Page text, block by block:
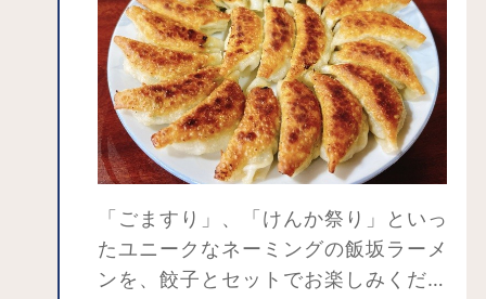
私有地に、世界中から集めた40品種約
300本のハナモモが植栽されている。
春には1万人以上の観光客が訪れる。◆
信夫山公園（福島市太子堂1 ） 【見
頃】4月中旬～ 春の到来を告げるマン
サクに続き、4月中旬の信夫山は大勢の
木や信夫山東部にある岩谷観音の桜も
見ごたえがあり、駒山周辺では夜のラ
イトアップがある。◆芳水の桜（福島
「ごますり」、「けんか祭り」といっ
たユニークなネーミングの飯坂ラーメ
ンを、餃子とセットでお楽しみくださ